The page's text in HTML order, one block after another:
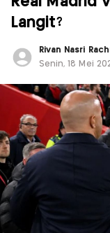
Langit?
Rivan Nasri
Senin, 18 Mei